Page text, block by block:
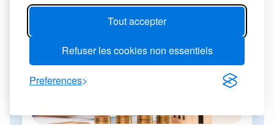
Tout accepter
Refuser les cookies non essentiels
Preferences